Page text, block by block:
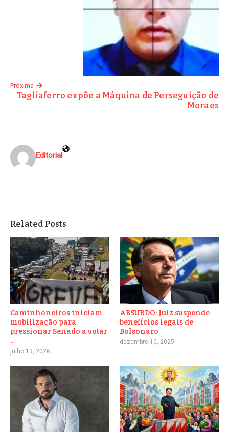
Próxima
Tagliaferro expõe a Máquina de Perseguição de
Moraes
Editorial
Related Posts
Caminhoneiros iniciam
mobilização para
pressionar Senado a votar
...
julho 13, 2026
ABSURDO: Juiz suspende
benefícios legais de
Bolsonaro
dezembro 10, 2025